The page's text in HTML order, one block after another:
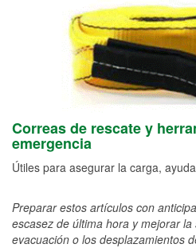
Correas de rescate y
emergencia
Útiles para asegurar la carga,
Preparar estos artículos con
escasez de última hora y mejorar
evacuación o los desplazamientos